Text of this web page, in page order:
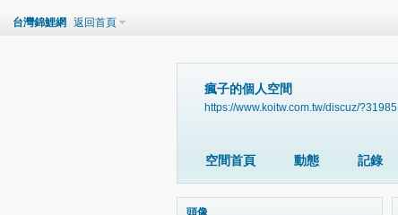
台灣錦鯉網 返回首頁
瘋子的個人空間
https://www.koitw.com.tw/discuz/?31985
空間首頁 動態 記錄
頭像